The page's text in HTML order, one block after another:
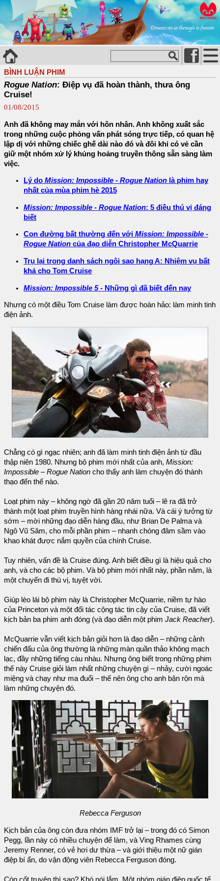
BÌNH LUẬN PHIM
Rogue Nation: Điệp vụ đã hoàn thành, thưa ông
Cruise!
01/08/2015
Anh đã không may mắn với hôn nhân. Anh không xuất sắc
trong những cuộc phỏng vấn phát sóng trực tiếp, có quan hệ
lập dị với những chiếc ghế dài nào đó và đôi khi có vẻ cần
giữ một nhóm xử lý khủng hoảng truyền thông sẵn sàng làm
việc.
Lý do Mission: Impossible - Rogue Nation là phim hay
nhất của mùa phim hè 2015
Mission: Impossible - Rogue Nation: 5 điều thú vị đáng
biết
Con đường bất thường đến với Mission: Impossible -
Rogue Nation của đạo diễn Christopher McQuarrie
Trụ lại trong danh sách ngôi sao hạng A: Nhiệm vụ bất
khả cho Tom Cruise
Mission: Impossible 5- Những gì đã biết đến nay
Nhưng có một điều Tom Cruise làm được hoàn hảo: làm minh tinh
điện ảnh.
Chẳng có gì ngạc nhiên; anh đã làm minh tinh điện ảnh từ đầu
thập niên 1980. Nhưng bộ phim mới nhất của anh, Mission:
Impossible – Rogue Nation cho thấy anh làm chuyện đó thành
thạo đến thế nào.
Loạt phim này – không ngờ đã gần 20 năm tuổi – lẽ ra đã trở
thành một loạt phim truyền hình hàng nhái nữa. Và cái ý tưởng từ
sớm – mời những đạo diễn hàng đầu, như Brian De Palma và
Ngô Vũ Sâm, cho mỗi phần phim – nhanh chóng đâm sầm vào
khao khát được nắm quyền của chính Cruise.
Tuy nhiên, vấn đề là Cruise đúng. Anh biết điều gì là hiệu quả cho
anh, và cho các bộ phim. Và bộ phim mới nhất này, phần năm, là
một chuyến đi thú vị, tuyệt vời.
Giúp lèo lái bộ phim này là Christopher McQuarrie, niềm tự hào
của Princeton và một đối tác cộng tác tin cậy của Cruise, đã viết
kịch bản ba phim anh đóng (và đạo diễn một phim Jack Reacher).
McQuarrie vẫn viết kịch bản giỏi hơn là đạo diễn – những cảnh
chiến đấu của ông thường là những màn quần thảo không mạch
lạc, đầy những tiếng càu nhàu. Nhưng ông biết trong những phim
thế này Cruise giỏi làm nhất những chuyện gì – nhảy, cười ngoác
miệng và chạy như ma đuổi – thế nên ông cho anh bận rộn mà
làm những chuyện đó.
Rebecca Ferguson
Kịch bản của ông còn đưa nhóm IMF trở lại – trong đó có Simon
Pegg, lần này có nhiều chuyện để làm, và Ving Rhames cùng
Jeremy Renner, có vẻ hơi dư thừa – và giới thiệu một nữ gián
điệp bí ẩn, do vận động viên Rebecca Ferguson đóng.
Còn cốt truyện thì sao? Khó nói lắm. Một nhóm gián điệp quốc tế